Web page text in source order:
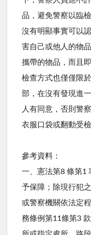
品，避免警察以臨
沒有明顯事實可以
害自己或他人的物
攜帶的物品，而且
檢查方式也僅僅限
部，在沒有發現進
人有同意，否則警
衣服口袋或翻動受
參考資料：
一、憲法第8 條第1
予保障；除現行犯
或警察機關依法定
務條例第11條第3